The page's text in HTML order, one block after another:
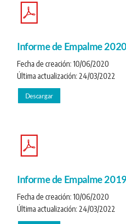
Informe de Empalme
Fecha de creación: 10/06/2020
Última actualización: 24/03/2022
Descargar
Informe de Empalme
Fecha de creación: 10/06/2020
Última actualización: 24/03/2022